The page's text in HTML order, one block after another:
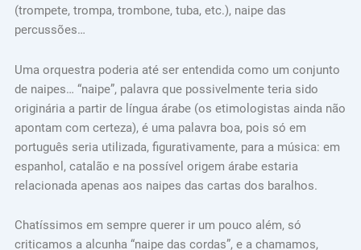
(trompete, trompa, trombone, tuba, etc.), naipe das
percussões…
Uma orquestra poderia até ser entendida como um conjunto
de naipes… “naipe”, palavra que possivelmente teria sido
originária a partir de língua árabe (os etimologistas ainda não
apontam com certeza), é uma palavra boa, pois só em
português seria utilizada, figurativamente, para a música: em
espanhol, catalão e na possível origem árabe estaria
relacionada apenas aos naipes das cartas dos baralhos.
Chatíssimos em sempre querer ir um pouco além, só
criticamos a alcunha “naipe das cordas”, e a chamamos,